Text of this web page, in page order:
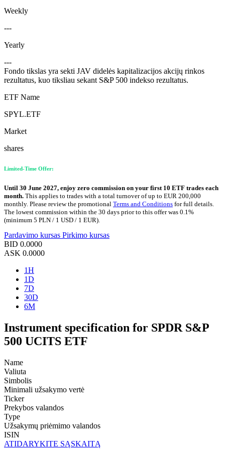
Weekly
---
Yearly
---
Fondo tikslas yra sekti JAV didelės kapitalizacijos akcijų rinkos
rezultatus, kuo tiksliau sekant S&P 500 indekso rezultatus.
ETF Name
SPYL.ETF
Market
shares
Limited-Time Offer:
Until 30 June 2027, enjoy zero commission on your first 10 ETF trades each
month. This applies to trades with a total turnover of up to EUR 200,000
monthly. Please review the promotional Terms and Conditions for full details.
The lowest commission within the 30 days prior to this offer was 0.1%
(minimum 5 PLN / 1 USD / 1 EUR).
Pardavimo kursas Pirkimo kursas
BID 0.0000
ASK 0.0000
1H
1D
7D
30D
6M
Instrument specification for SPDR S&P
500 UCITS ETF
Name
Valiuta
Simbolis
Minimali užsakymo vertė
Ticker
Prekybos valandos
Type
Užsakymų priėmimo valandos
ISIN
ATIDARYKITE SĄSKAITĄ